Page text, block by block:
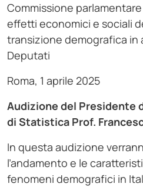
Commissione
effetti economici e sociali
transizione demografica in
Deputati
Roma, 1 aprile 2025
Audizione del Presidente
di Statistica Prof.
In questa audizione
l’andamento e le
fenomeni demografici in